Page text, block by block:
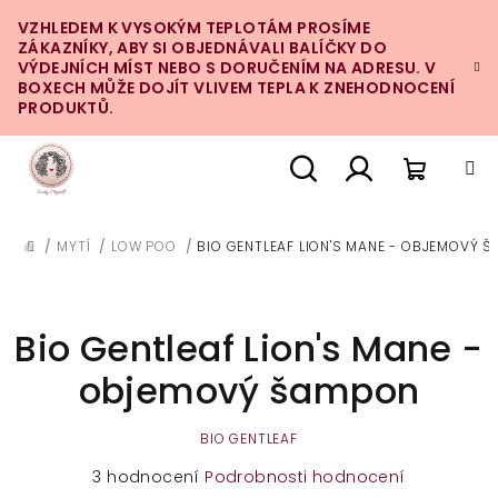
na
obsah
VZHLEDEM K VYSOKÝM TEPLOTÁM PROSÍME
ZÁKAZNÍKY, ABY SI OBJEDNÁVALI BALÍČKY DO
VÝDEJNÍCH MÍST NEBO S DORUČENÍM NA ADRESU. V
BOXECH MŮŽE DOJÍT VLIVEM TEPLA K ZNEHODNOCENÍ
PRODUKTŮ.
DOMŮ
/ MYTÍ / LOW POO / BIO GENTLEAF LION'S MANE - OBJEMOVÝ
Bio Gentleaf Lion's Mane -
objemový šampon
BIO GENTLEAF
Průměrné
3 hodnocení Podrobnosti hodnocení